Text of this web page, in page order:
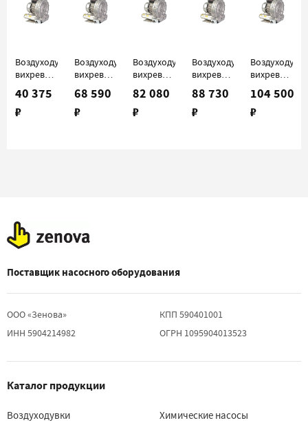
Воздуходувка
вихревая
FPZ SCL
06
40 375
₽
Воздуходувка
вихревая
FPZ SCL
K03-MS
68 590
₽
Воздуходувка
вихревая
FPZ SCL
K04-MS
82 080
₽
Воздуходувка
вихревая
FPZ SCL
K05-MS
88 730
₽
вихревая
FPZ SCL
K06-
MS022
104 500
₽
Поставщик насосного оборудования
ООО «Зенова»
ИНН 5904214982
КПП 590401001
ОГРН 1095904013523
Каталог продукции
Воздуходувки
Химические насосы